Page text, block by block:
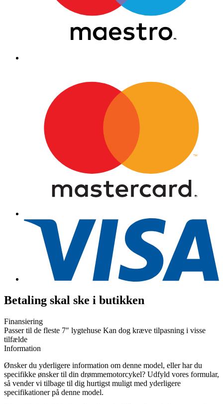
Betaling skal ske i butikken
Finansiering
Passer til de fleste 7″ lygtehuse Kan dog kræve tilpasning i visse
tilfælde
Information
Ønsker du yderligere information om denne model, eller har du
specifikke ønsker til din drømmemotorcykel? Udfyld vores formular,
så vender vi tilbage til dig hurtigst muligt med yderligere
specifikationer på denne model.